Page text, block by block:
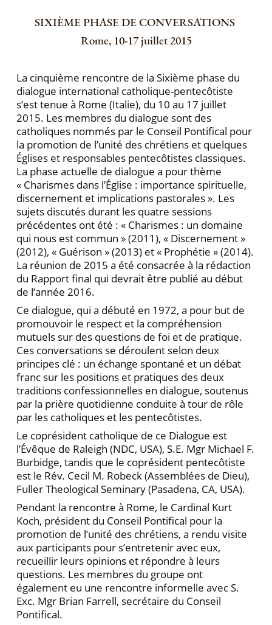
SIXIÈME PHASE DE CONVERSATIONS
Rome, 10-17 juillet 2015
La cinquième rencontre de la Sixième phase du
dialogue international catholique-pentecôtiste
s’est te­nue à Rome (Italie), du 10 au 17 juillet
2015. Les membres du dialogue sont des
catholiques nommés par le Conseil Pontifical pour
la promotion de l’unité des chrétiens et quelques
Églises et responsables pentecô­tistes classiques.
La phase actuelle de dialogue a pour thème
« Charismes dans l’Église : importance spiri­tuelle,
discernement et implications pastorales ». Les
sujets discutés durant les quatre sessions
précédentes ont été : « Charismes : un domaine
qui nous est com­mun » (2011), « Discernement »
(2012), « Guérison » (2013) et « Prophétie » (2014).
La réunion de 2015 a été consacrée à la rédaction
du Rapport final qui devrait être publié au début
de l’année 2016.
Ce dialogue, qui a débuté en 1972, a pour but de
promouvoir le respect et la compréhension
mutuels sur des questions de foi et de pratique.
Ces conversations se déroulent selon deux
principes clé : un échange spontané et un débat
franc sur les positions et pratiques des deux
traditions confessionnelles en dialogue, sou­tenus
par la prière quotidienne conduite à tour de rôle
par les catholiques et les pentecôtistes.
Le coprésident catholique de ce Dialogue est
l’Évêque de Raleigh (NDC, USA), S.E. Mgr Michael F.
Burbidge, tandis que le coprésident pentecôtiste
est le Rév. Cecil M. Robeck (Assemblées de Dieu),
Fuller Theological Seminary (Pasadena, CA, USA).
Pendant la rencontre à Rome, le Cardinal Kurt
Koch, président du Conseil Pontifical pour la
promo­tion de l’unité des chrétiens, a rendu visite
aux partici­pants pour s’entretenir avec eux,
recueillir leurs opi­nions et répondre à leurs
questions. Les membres du groupe ont
également eu une rencontre informelle avec S.
Exc. Mgr Brian Farrell, secrétaire du Conseil
Pontifical.